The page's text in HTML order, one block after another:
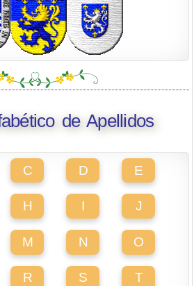
de Apellidos
C D E
H I J
M N O
R S T